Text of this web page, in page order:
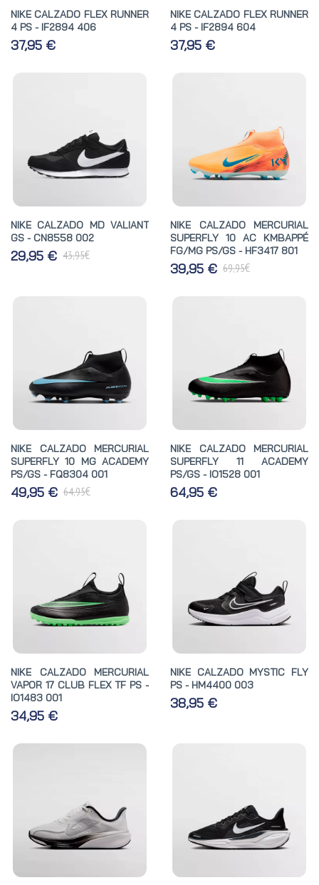
NIKE CALZADO FLEX RUNNER
4 PS - IF2894 406
37,95 €
NIKE CALZADO FLEX RUNNER
4 PS - IF2894 604
37,95 €
NIKE CALZADO MD VALIANT
GS - CN8558 002
29,95 € 43,95€
NIKE CALZADO MERCURIAL
SUPERFLY 10 AC KMBAPPÉ
FG/MG PS/GS - HF3417 801
39,95 € 69,95€
NIKE CALZADO MERCURIAL
SUPERFLY 10 MG ACADEMY
PS/GS - FQ8304 001
49,95 € 64,95€
NIKE CALZADO MERCURIAL
SUPERFLY 11 ACADEMY
PS/GS - IO1528 001
64,95 €
NIKE CALZADO MERCURIAL
VAPOR 17 CLUB FLEX TF PS -
IO1483 001
34,95 €
NIKE CALZADO MYSTIC FLY
PS - HM4400 003
38,95 €